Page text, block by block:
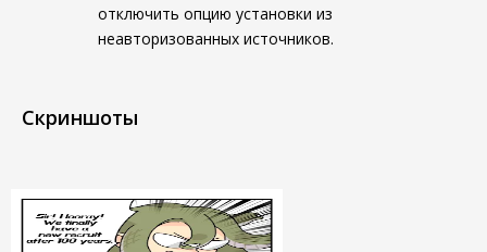
отключить опцию установки из
неавторизованных источников.
Скриншоты